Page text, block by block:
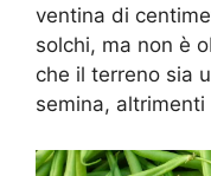
ventina di
solchi, ma non è
che il terreno sia
semina,